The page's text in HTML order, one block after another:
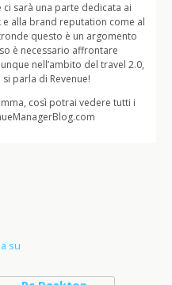
ci sarà una parte dedicata ai
e alla brand reputation come al
questo è un argomento
è necessario affrontare
nell’ambito del travel 2.0,
parla di Revenue!
così potrai vedere tutti i
su